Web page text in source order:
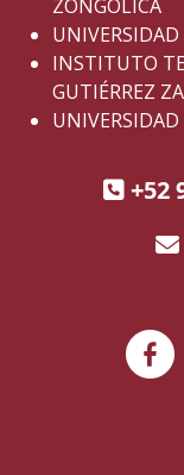
ZONGOLICA
INSTITUTO
GUTIÉRREZ
UNIVERSIDAD
+52